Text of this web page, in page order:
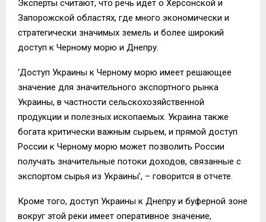
Эксперты считают, что речь идет о Херсонской и
Запорожской областях, где много экономически и
стратегически значимых земель и более широкий
доступ к Черному морю и Днепру.
‘Доступ Украины к Черному морю имеет решающее
значение для значительного экспортного рынка
Украины, в частности сельскохозяйственной
продукции и полезных ископаемых. Украина также
богата критически важным сырьем, и прямой доступ
России к Черному морю может позволить России
получать значительные потоки доходов, связанные с
экспортом сырья из Украины’, – говорится в отчете.
Кроме того, доступ Украины к Днепру и буферной зоне
вокруг этой реки имеет оперативное значение,